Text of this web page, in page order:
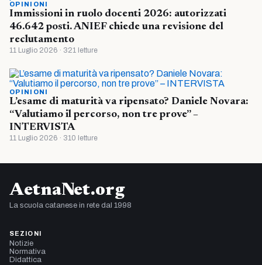
OPINIONI
Immissioni in ruolo docenti 2026: autorizzati
46.642 posti. ANIEF chiede una revisione del
reclutamento
11 Luglio 2026 · 321 letture
OPINIONI
L’esame di maturità va ripensato? Daniele Novara:
“Valutiamo il percorso, non tre prove” –
INTERVISTA
11 Luglio 2026 · 310 letture
AetnaNet.org
La scuola catanese in rete dal 1998
SEZIONI
Notizie
Normativa
Didattica